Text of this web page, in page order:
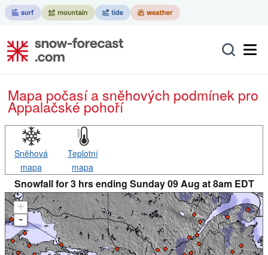
Mapa počasí a sněhových podmínek pro
Appalačské pohoří
Sněhová
mapa
Teplotní
mapa
Snowfall for 3 hrs ending Sunday 09 Aug at 8am EDT
+
-